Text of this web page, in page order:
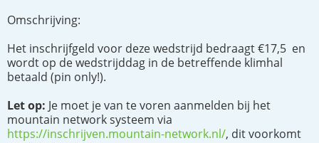
Omschrijving:
Het inschrijfgeld voor deze wedstrijd bedraagt €17,5 en
wordt op de wedstrijddag in de betreffende klimhal
betaald (pin only!).
Let op: Je moet je van te voren aanmelden bij het
mountain network systeem via
https://inschrijven.mountain-network.nl/, dit voorkomt